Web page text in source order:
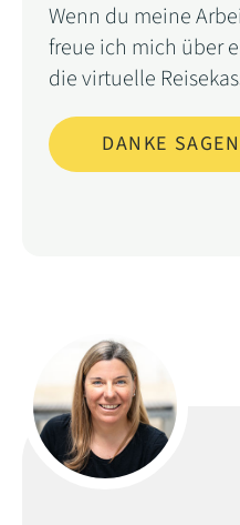
Wenn du meine
freue ich mich über
die virtuelle
DANKE